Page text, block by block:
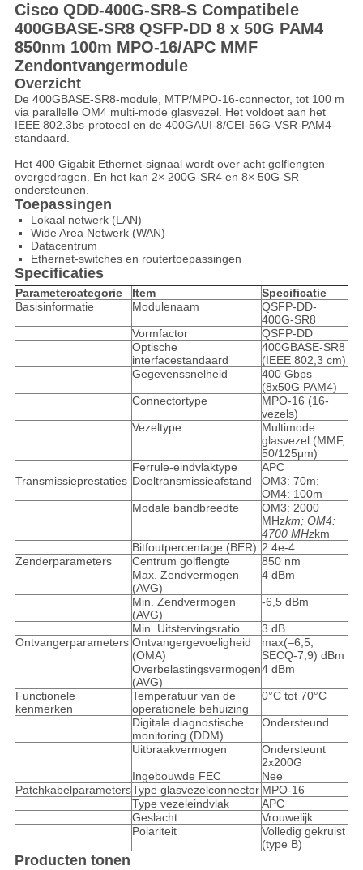
Cisco QDD-400G-SR8-S Compatibele
400GBASE-SR8 QSFP-DD 8 x 50G PAM4
850nm 100m MPO-16/APC MMF
Zendontvangermodule
Overzicht
De 400GBASE-SR8-module, MTP/MPO-16-connector, tot 100 m
via parallelle OM4 multi-mode glasvezel. Het voldoet aan het
IEEE 802.3bs-protocol en de 400GAUI-8/CEI-56G-VSR-PAM4-
standaard.
Het 400 Gigabit Ethernet-signaal wordt over acht golflengten
overgedragen. En het kan 2× 200G-SR4 en 8× 50G-SR
ondersteunen.
Toepassingen
Lokaal netwerk (LAN)
Wide Area Netwerk (WAN)
Datacentrum
Ethernet-switches en routertoepassingen
Specificaties
Parametercategorie Item
Specificatie
Basisinformatie
Modulenaam
QSFP-DD-
400G-SR8
Vormfactor
QSFP-DD
Optische
interfacestandaard
400GBASE-SR8
(IEEE 802,3 cm)
Gegevenssnelheid
400 Gbps
(8x50G PAM4)
Connectortype
MPO-16 (16-
vezels)
Vezeltype
Multimode
glasvezel (MMF,
50/125μm)
Ferrule-eindvlaktype
APC
Transmissieprestaties Doeltransmissieafstand
OM3: 70m;
OM4: 100m
Modale bandbreedte
OM3: 2000
MHzkm; OM4:
4700 MHzkm
Bitfoutpercentage (BER) 2.4e-4
Zenderparameters
Centrum golflengte
850 nm
Max. Zendvermogen
(AVG)
4 dBm
Min. Zendvermogen
(AVG)
-6,5 dBm
Min. Uitstervingsratio
3 dB
Ontvangerparameters Ontvangergevoeligheid
(OMA)
max(–6,5,
SECQ-7,9) dBm
Overbelastingsvermogen
(AVG)
4 dBm
Functionele
kenmerken
Temperatuur van de
operationele behuizing
0°C tot 70°C
Digitale diagnostische
monitoring (DDM)
Ondersteund
Uitbraakvermogen
Ondersteunt
2x200G
Ingebouwde FEC
Nee
PatchkabelparametersType glasvezelconnector MPO-16
Type vezeleindvlak
APC
Geslacht
Vrouwelijk
Polariteit
Volledig gekruist
(type B)
Producten tonen